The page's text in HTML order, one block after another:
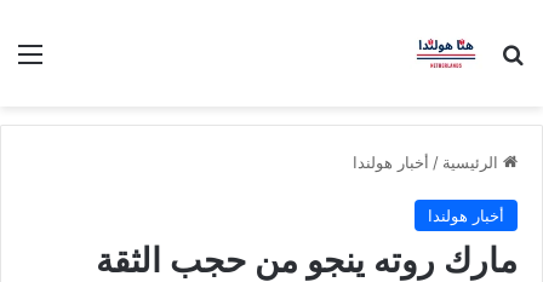
بحث عن
الرئيسية / أخبار هولندا
أخبار هولندا
مارك روته ينجو من حجب الثقة